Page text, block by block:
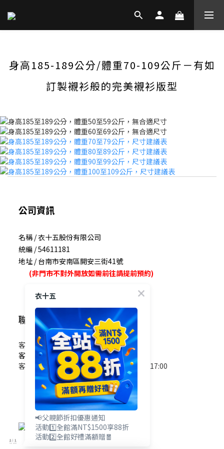
身高185-189公分/體重70-109公斤－有如
訂製襯衫般的完美襯衫版型
公司資訊
名稱 / 衣十五股份有限公司
統編 / 54611181
地址 / 台南市安南區開安三街41號
(非門市不對外開放如需前往請提前預約)
聯絡我們
客服電話 / 0965-825-178
客服信箱 / service@e15.com.tw
客服時間 / 週一至週五09:00~12:00/13:00~17:00
(國定假日除外)
衣十五
📢父親節折扣優惠通知
活動1️⃣全館滿NT$1500享88折
活動2️⃣全館好禮滿額贈🧧